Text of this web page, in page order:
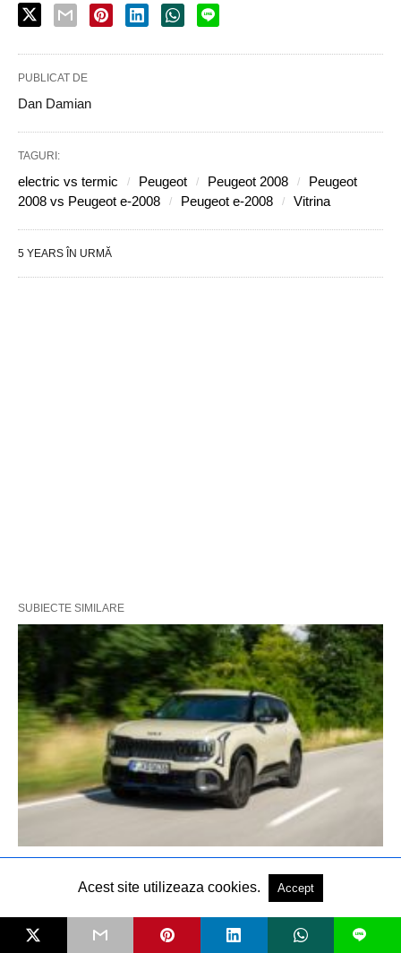
PUBLICAT DE
Dan Damian
TAGURI:
electric vs termic Peugeot Peugeot 2008
Peugeot
2008 vs Peugeot e-2008
Peugeot e-2008 Vitrina
5 YEARS ÎN URMĂ
SUBIECTE SIMILARE
compactăAcest site utilizeaza cookies. Accept